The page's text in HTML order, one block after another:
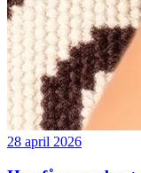
28 april 2026